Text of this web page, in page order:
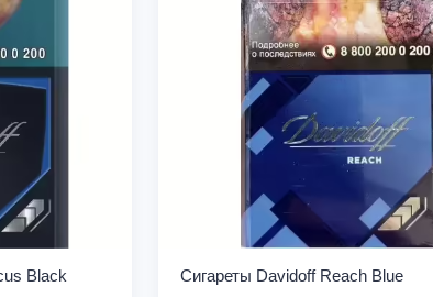
Black Сигареты Davidoff Reach Blue